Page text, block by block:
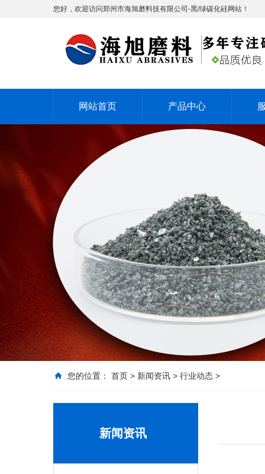
您好，欢迎访问郑州市海旭磨料技有限公司-黑/绿碳化硅网站！
网站首页 产品中心
您的位置： 首页 > 新闻资讯 > 行业动态 >
新闻资讯